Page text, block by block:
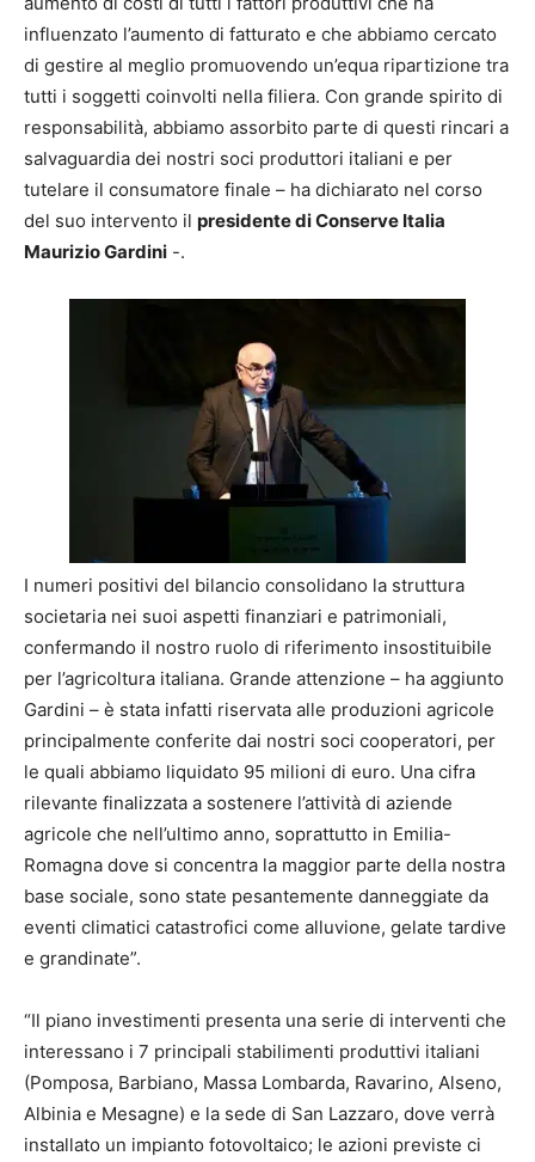
influenzato l’aumento di fatturato e che abbiamo cercato
di gestire al meglio promuovendo un’equa ripartizione tra
tutti i soggetti coinvolti nella filiera. Con grande spirito di
responsabilità, abbiamo assorbito parte di questi rincari a
salvaguardia dei nostri soci produttori italiani e per
tutelare il consumatore finale – ha dichiarato nel corso
del suo intervento il presidente di Conserve Italia
Maurizio Gardini -.
I numeri positivi del bilancio consolidano la struttura
societaria nei suoi aspetti finanziari e patrimoniali,
confermando il nostro ruolo di riferimento insostituibile
per l’agricoltura italiana. Grande attenzione – ha aggiunto
Gardini – è stata infatti riservata alle produzioni agricole
principalmente conferite dai nostri soci cooperatori, per
le quali abbiamo liquidato 95 milioni di euro. Una cifra
rilevante finalizzata a sostenere l’attività di aziende
agricole che nell’ultimo anno, soprattutto in Emilia-
Romagna dove si concentra la maggior parte della nostra
base sociale, sono state pesantemente danneggiate da
eventi climatici catastrofici come alluvione, gelate tardive
e grandinate”.
“Il piano investimenti presenta una serie di interventi che
interessano i 7 principali stabilimenti produttivi italiani
(Pomposa, Barbiano, Massa Lombarda, Ravarino, Alseno,
Albinia e Mesagne) e la sede di San Lazzaro, dove verrà
installato un impianto fotovoltaico; le azioni previste ci